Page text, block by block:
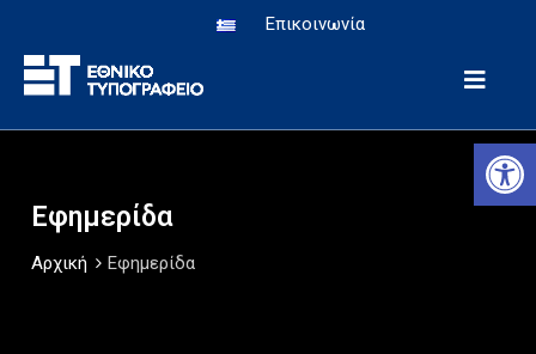
Επικοινωνία
Αρχική
Υπηρεσία
Εφημερίδα
Εφημερίδα
Αρχική Εφημερίδα